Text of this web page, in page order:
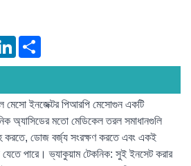
LinkedIn
মেসো ইনজেক্টর পিআরপি মেসোগুন একটি
অ্যাসিডের মতো মেডিকেল তরল সমাধানগুলি
করতে, ডোজ বর্জ্য সংরক্ষণ করতে এবং একই
যেতে পারে। ভ্যাকুয়াম টেকনিক: সুই ইনসেট করার